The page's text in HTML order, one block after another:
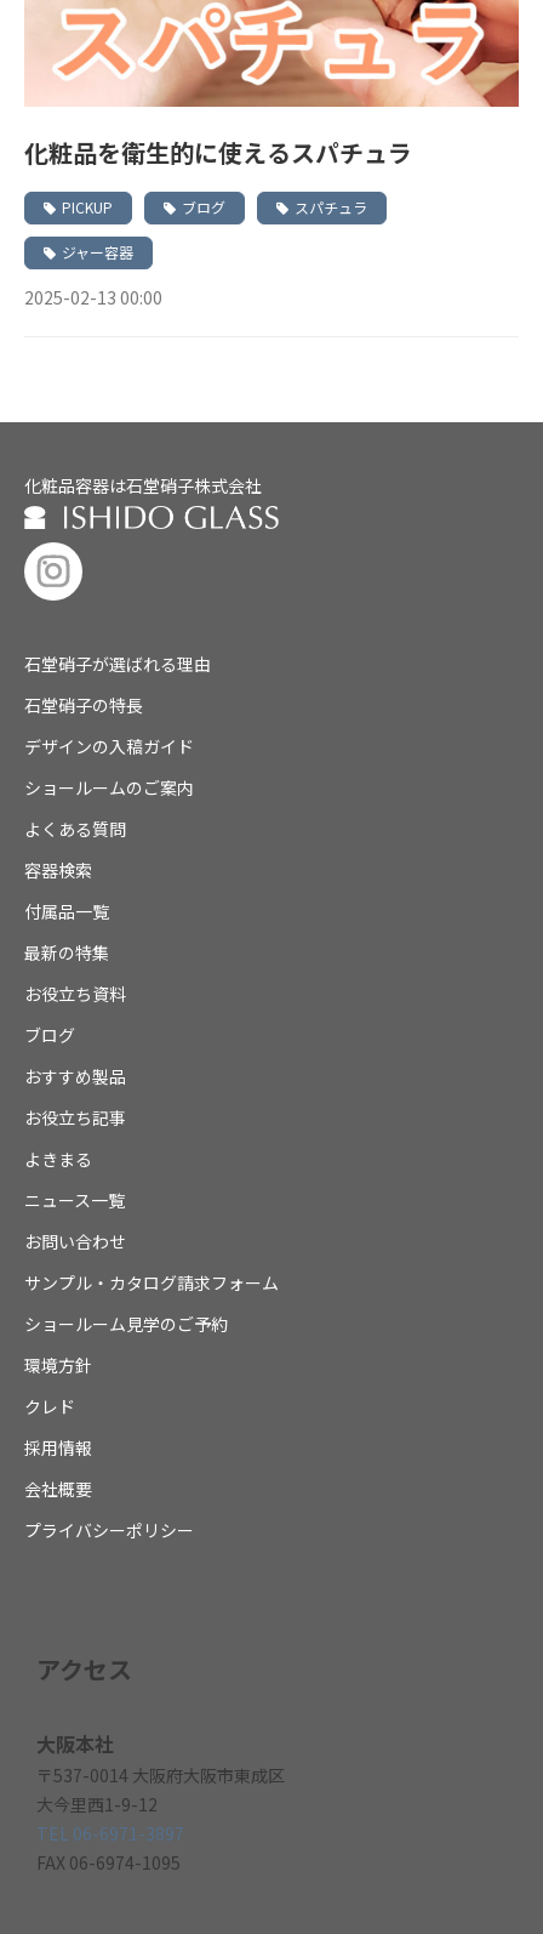
化粧品を衛生的に使えるスパチュラ
PICKUP ブログ スパチュラ
ジャー容器
2025-02-13 00:00
化粧品容器は石堂硝子株式会社
石堂硝子が選ばれる理由
石堂硝子の特長
デザインの入稿ガイド
ショールームのご案内
よくある質問
容器検索
付属品一覧
最新の特集
お役立ち資料
ブログ
おすすめ製品
お役立ち記事
よきまる
ニュース一覧
お問い合わせ
サンプル・カタログ請求フォーム
ショールーム見学のご予約
環境方針
クレド
採用情報
会社概要
プライバシーポリシー
アクセス
大阪本社
〒537-0014 大阪府大阪市東成区
大今里西1-9-12
TEL 06-6971-3897
FAX 06-6974-1095